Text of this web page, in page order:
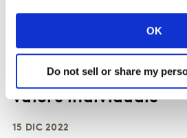
OK
Do not sell or share my
Il nuovo lusso
della Gen Z: dallo
valore individuale
15 DIC 2022